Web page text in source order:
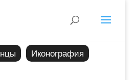
Иконография